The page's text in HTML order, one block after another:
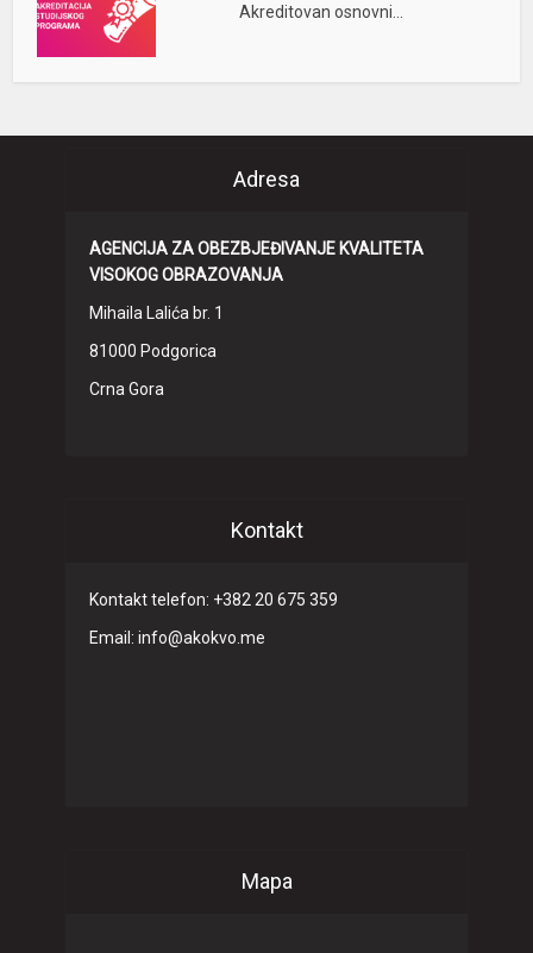
Akreditovan osnovni...
Adresa
AGENCIJA ZA OBEZBJEĐIVANJE KVALITETA
VISOKOG OBRAZOVANJA
Mihaila Lalića br. 1
81000 Podgorica
Crna Gora
Kontakt
Kontakt telefon: +382 20 675 359
Email: info@akokvo.me
Mapa